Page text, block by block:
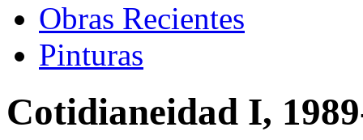
Obras Recientes
Pinturas
Cotidianeidad I,